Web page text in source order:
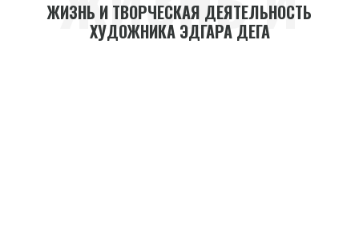
ЖИЗНЬ И ТВОРЧЕСКАЯ ДЕЯТЕЛЬНОСТЬ
ХУДОЖНИКА ЭДГАРА ДЕГА